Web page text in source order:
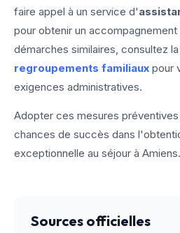
faire appel à un service d'
pour obtenir un
démarches similaires, consultez
regroupements familiaux pour
exigences administratives.
Adopter ces mesures
chances de succès dans
exceptionnelle au séjour à Amiens.
Sources officielles